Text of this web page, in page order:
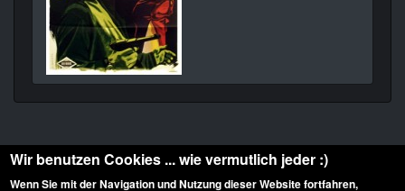
Wir benutzen Cookies ... wie vermutlich jeder :)
Wenn Sie mit der Navigation und Nutzung dieser Website fortfahren,